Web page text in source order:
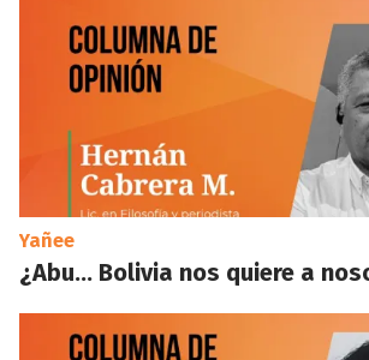
Yañee
¿Abu… Bolivia nos quiere a